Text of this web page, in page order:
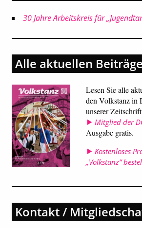
30 Jahre Arbeitskreis für
Alle aktuellen Beiträge
Lesen Sie alle
den Volkstanz in
unserer
Mitglied der
Ausgabe gratis.
Kostenloses
„Volkstanz“
Kontakt /